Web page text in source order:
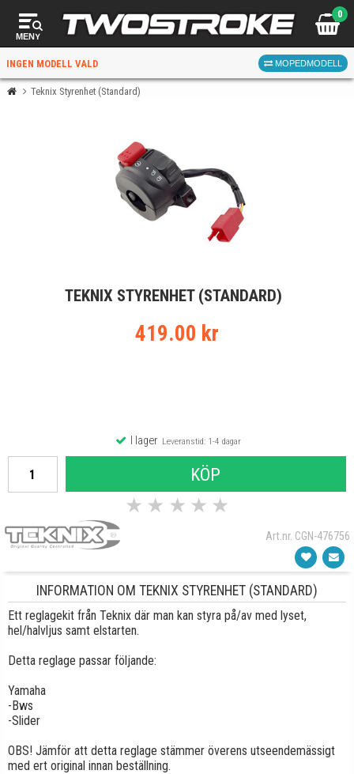
MENY
0
INGEN MODELL VALD MOPEDMODELL
När du valt kommer butiken visa delar för vald moped
Teknix Styrenhet (Standard)
TEKNIX STYRENHET (STANDARD)
419.00 kr
I lagerLeveranstid: 1-4 dagar
KÖP
★ ★ ★ ★ ★
Art.nr. CGN-476756
INFORMATION OM TEKNIX STYRENHET (STANDARD)
Ett reglagekit från Teknix där man kan styra på/av med lyset,
hel/halvljus samt elstarten.
Detta reglage passar följande:
Yamaha
-Bws
-Slider
OBS! Jämför att detta reglage stämmer överens utseendemässigt
med ert original innan beställning.